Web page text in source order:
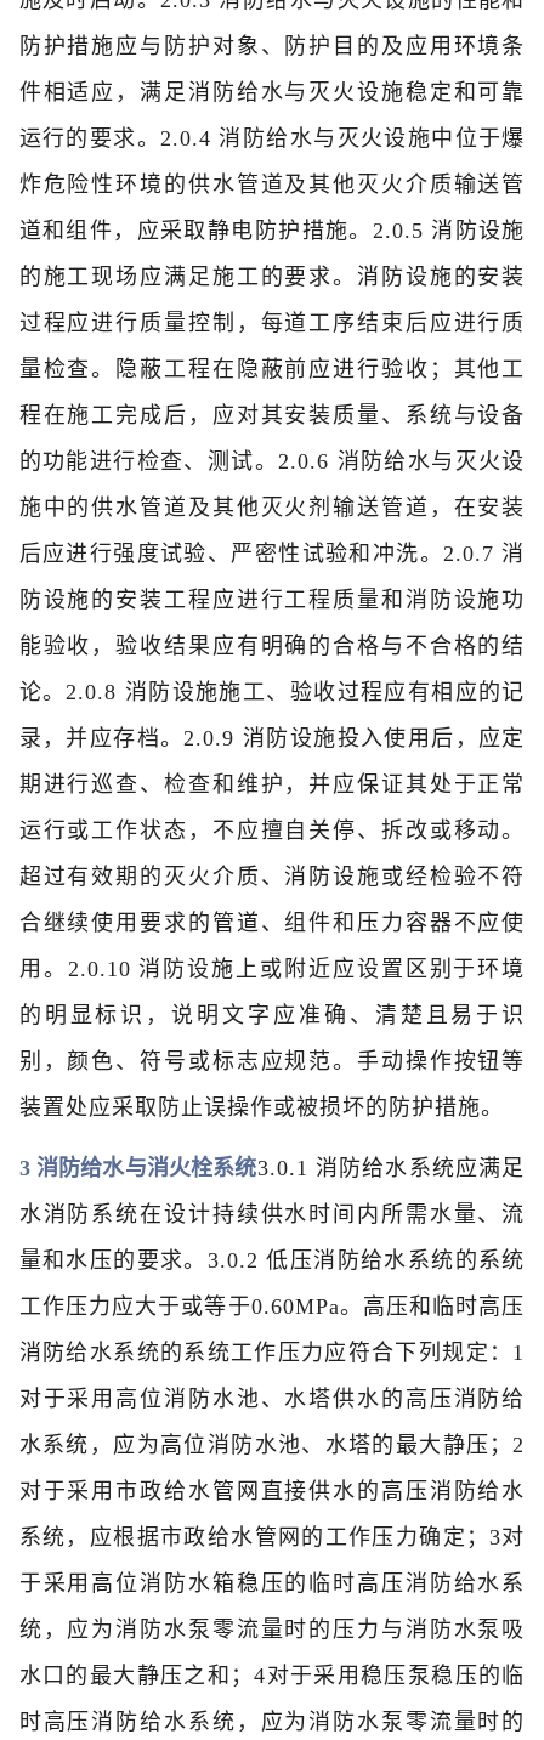
防护措施应与防护对象、防护目的及应用环境条
件相适应，满足消防给水与灭火设施稳定和可靠
运行的要求。2.0.4 消防给水与灭火设施中位于爆
炸危险性环境的供水管道及其他灭火介质输送管
道和组件，应采取静电防护措施。2.0.5 消防设施
的施工现场应满足施工的要求。消防设施的安装
过程应进行质量控制，每道工序结束后应进行质
量检查。隐蔽工程在隐蔽前应进行验收；其他工
程在施工完成后，应对其安装质量、系统与设备
的功能进行检查、测试。2.0.6 消防给水与灭火设
施中的供水管道及其他灭火剂输送管道，在安装
后应进行强度试验、严密性试验和冲洗。2.0.7 消
防设施的安装工程应进行工程质量和消防设施功
能验收，验收结果应有明确的合格与不合格的结
论。2.0.8 消防设施施工、验收过程应有相应的记
录，并应存档。2.0.9 消防设施投入使用后，应定
期进行巡查、检查和维护，并应保证其处于正常
运行或工作状态，不应擅自关停、拆改或移动。
超过有效期的灭火介质、消防设施或经检验不符
合继续使用要求的管道、组件和压力容器不应使
用。2.0.10 消防设施上或附近应设置区别于环境
的明显标识，说明文字应准确、清楚且易于识
别，颜色、符号或标志应规范。手动操作按钮等
装置处应采取防止误操作或被损坏的防护措施。
3 消防给水与消火栓系统3.0.1 消防给水系统应满足
水消防系统在设计持续供水时间内所需水量、流
量和水压的要求。 3.0.2 低压消防给水系统的系统
工作压力应大于或等于0.60MPa。高压和临时高压
消防给水系统的系统工作压力应符合下列规定： 1
对于采用高位消防水池、水塔供水的高压消防给
水系统，应为高位消防水池、水塔的最大静压；2
对于采用市政给水管网直接供水的高压消防给水
系统，应根据市政给水管网的工作压力确定； 3对
于采用高位消防水箱稳压的临时高压消防给水系
统，应为消防水泵零流量时的压力与消防水泵吸
水口的最大静压之和；4对于采用稳压泵稳压的临
时高压消防给水系统，应为消防水泵零流量时的